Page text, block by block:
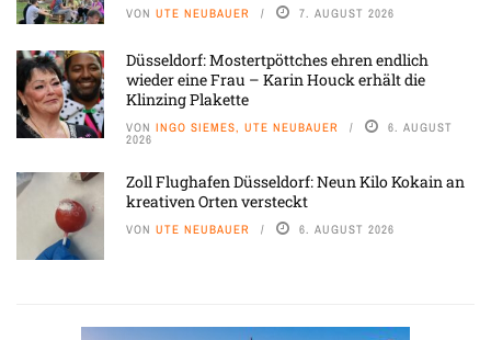
VON UTE NEUBAUER 7. AUGUST 2026
Düsseldorf: Mostertpöttches ehren endlich
wieder eine Frau – Karin Houck erhält die
Klinzing Plakette
VON INGO SIEMES, UTE NEUBAUER 6. AUGUST
2026
Zoll Flughafen Düsseldorf: Neun Kilo Kokain an
kreativen Orten versteckt
VON UTE NEUBAUER 6. AUGUST 2026